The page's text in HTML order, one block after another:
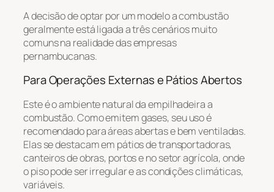
A decisão de optar por um modelo a combustão
geralmente está ligada a três cenários muito
comuns na realidade das empresas
pernambucanas.
Para Operações Externas e Pátios Abertos
Este é o ambiente natural da empilhadeira a
combustão. Como emitem gases, seu uso é
recomendado para áreas abertas e bem ventiladas.
Elas se destacam em pátios de transportadoras,
canteiros de obras, portos e no setor agrícola, onde
o piso pode ser irregular e as condições climáticas,
variáveis.